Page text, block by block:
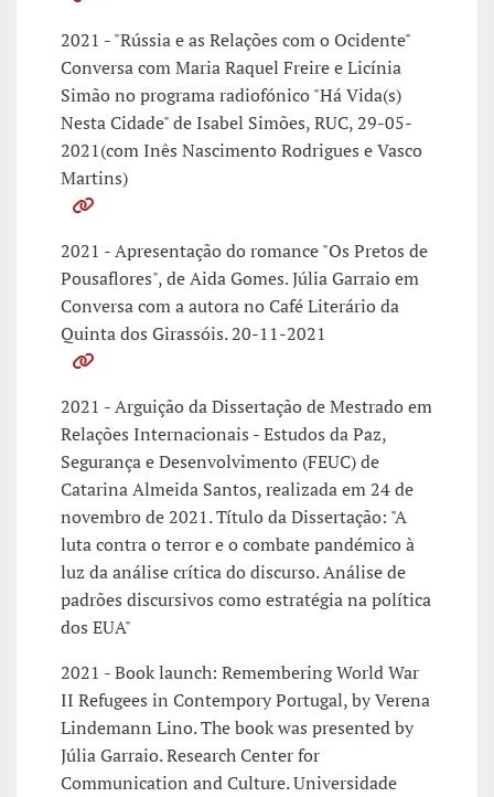
2021 - "Rússia e as Relações com o Ocidente"
Conversa com Maria Raquel Freire e Licínia
Simão no programa radiofónico "Há Vida(s)
Nesta Cidade" de Isabel Simões, RUC, 29-05-
2021(com Inês Nascimento Rodrigues e Vasco
Martins)
2021 - Apresentação do romance "Os Pretos de
Pousaflores", de Aida Gomes. Júlia Garraio em
Conversa com a autora no Café Literário da
Quinta dos Girassóis. 20-11-2021
2021 - Arguição da Dissertação de Mestrado em
Relações Internacionais - Estudos da Paz,
Segurança e Desenvolvimento (FEUC) de
Catarina Almeida Santos, realizada em 24 de
novembro de 2021. Título da Dissertação: "A
luta contra o terror e o combate pandémico à
luz da análise crítica do discurso. Análise de
padrões discursivos como estratégia na política
dos EUA"
2021 - Book launch: Remembering World War
II Refugees in Contempory Portugal, by Verena
Lindemann Lino. The book was presented by
Júlia Garraio. Research Center for
Communication and Culture. Universidade